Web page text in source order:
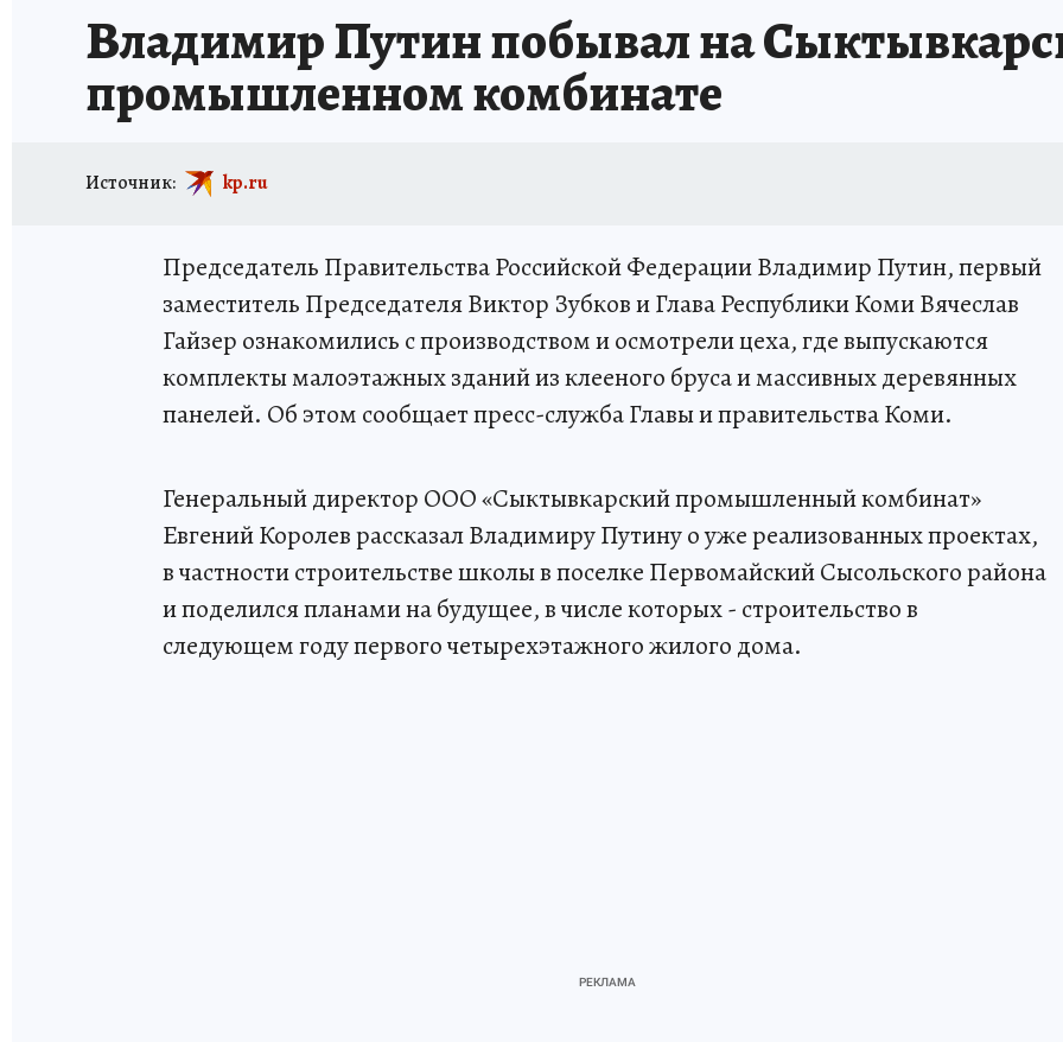
Владимир Путин побывал на
промышленном комбинате
Источник: kp.ru
Председатель Правительства Российской Федерации Владимир Путин, первый
заместитель Председателя Виктор Зубков и Глава Республики Коми Вячеслав
Гайзер ознакомились с производством и осмотрели цеха, где выпускаются
комплекты малоэтажных зданий из клееного бруса и массивных деревянных
панелей. Об этом сообщает пресс-служба Главы и правительства Коми.
Генеральный директор ООО «Сыктывкарский промышленный комбинат»
Евгений Королев рассказал Владимиру Путину о уже реализованных проектах,
в частности строительстве школы в поселке Первомайский Сысольского района
и поделился планами на будущее, в числе которых - строительство в
следующем году первого четырехэтажного жилого дома.